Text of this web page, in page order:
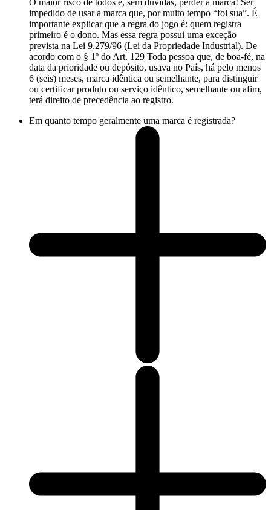
O maior risco de todos é, sem dúvidas, perder a marca! Ser
impedido de usar a marca que, por muito tempo “foi sua”. É
importante explicar que a regra do jogo é: quem registra
primeiro é o dono. Mas essa regra possui uma exceção
prevista na Lei 9.279/96 (Lei da Propriedade Industrial). De
acordo com o § 1º do Art. 129 Toda pessoa que, de boa-fé, na
data da prioridade ou depósito, usava no País, há pelo menos
6 (seis) meses, marca idêntica ou semelhante, para distinguir
ou certificar produto ou serviço idêntico, semelhante ou afim,
terá direito de precedência ao registro.
Em quanto tempo geralmente uma marca é registrada?